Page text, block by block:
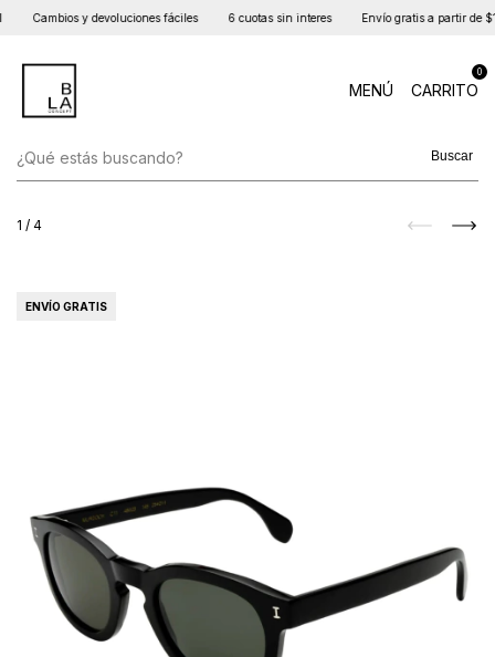
Cambios y devoluciones fáciles 6 cuotas sin interes Envío gratis a partir de
MENÚ CARRITO
0
Buscar
1 / 4
ENVÍO GRATIS